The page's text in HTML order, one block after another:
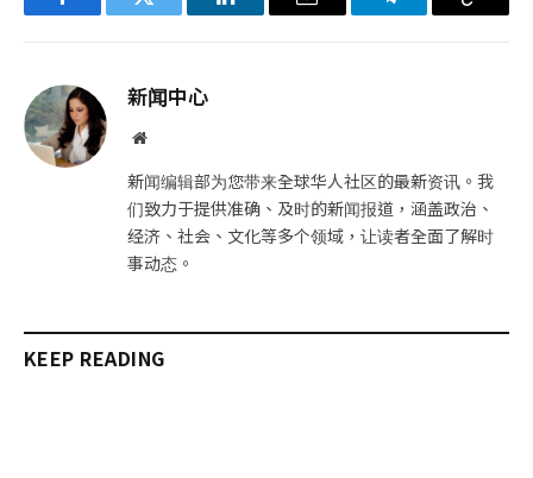
FacebookTwitter LinkedIn电
Telegram复
新闻中心
网
新闻编辑部为您带来全球华人社区的最新资讯。我
们致力于提供准确、及时的新闻报道，涵盖政治、
经济、社会、文化等多个领域，让读者全面了解时
事动态。
KEEP READING